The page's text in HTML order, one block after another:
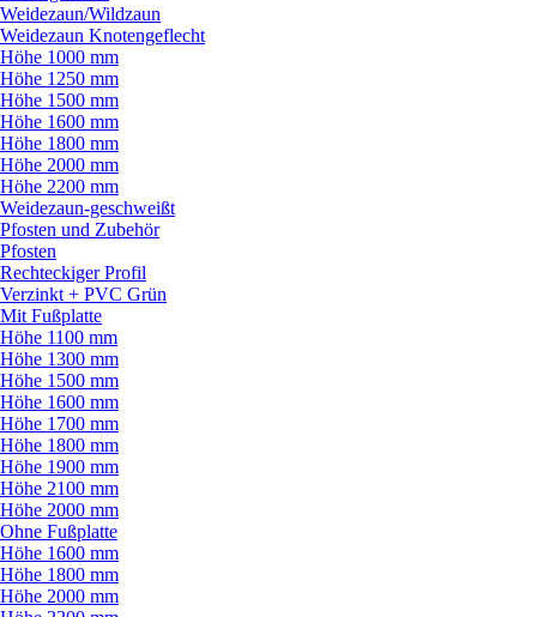
Weidezaun/Wildzaun
Weidezaun Knotengeflecht
Höhe 1000 mm
Höhe 1250 mm
Höhe 1500 mm
Höhe 1600 mm
Höhe 1800 mm
Höhe 2000 mm
Höhe 2200 mm
Weidezaun-geschweißt
Pfosten und Zubehör
Pfosten
Rechteckiger Profil
Verzinkt + PVC Grün
Mit Fußplatte
Höhe 1100 mm
Höhe 1300 mm
Höhe 1500 mm
Höhe 1600 mm
Höhe 1700 mm
Höhe 1800 mm
Höhe 1900 mm
Höhe 2100 mm
Höhe 2000 mm
Ohne Fußplatte
Höhe 1600 mm
Höhe 1800 mm
Höhe 2000 mm